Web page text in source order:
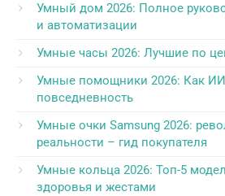
Умный дом 2026: Полное
и автоматизации
Умные часы 2026: Лучшие по
Умные помощники 2026: Как
повседневность
Умные очки Samsung 2026:
реальности – гид покупателя
Умные кольца 2026: Топ-5
здоровья и жестами